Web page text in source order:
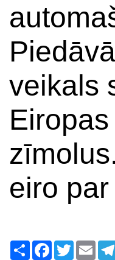
veikals
eiro
Ресурс